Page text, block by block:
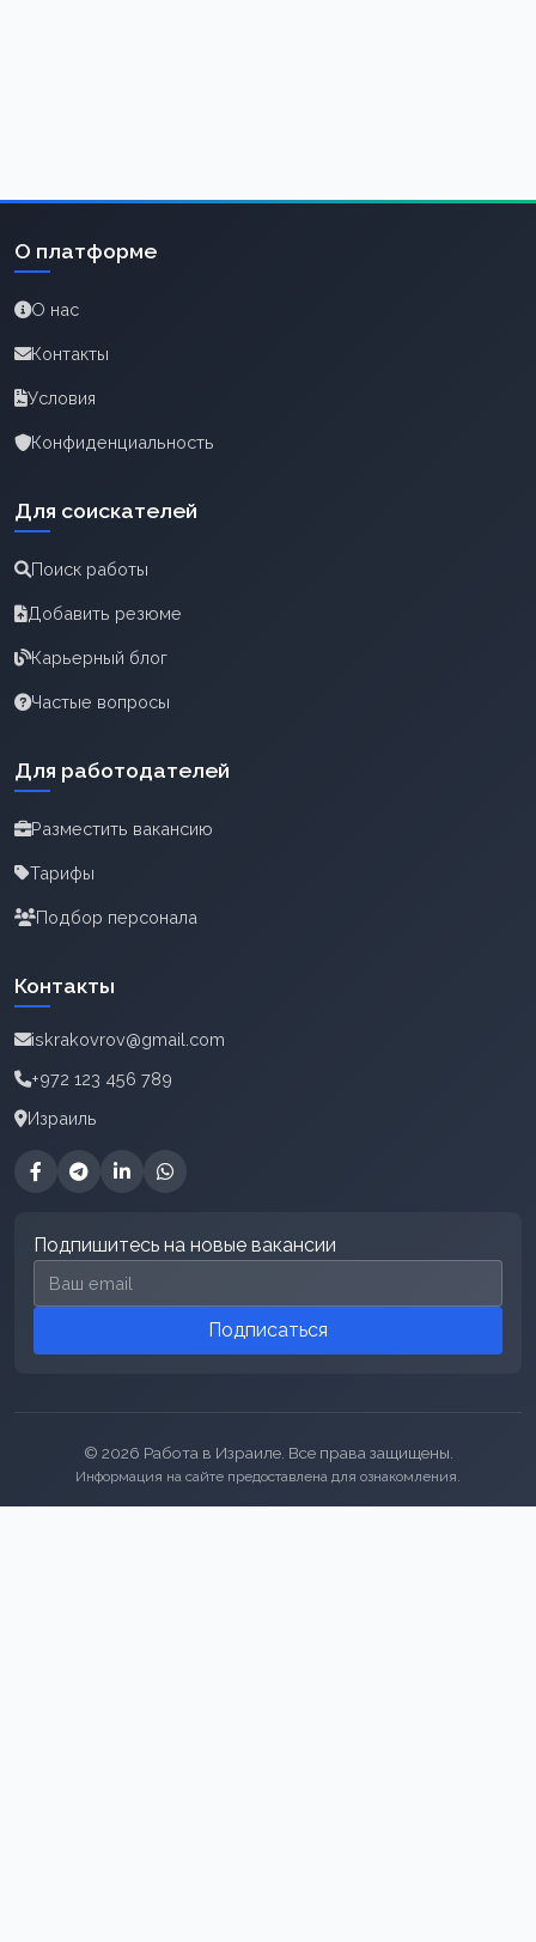
О платформе
О нас
Контакты
Условия
Конфиденциальность
Для соискателей
Поиск работы
Добавить резюме
Карьерный блог
Частые вопросы
Для работодателей
Разместить вакансию
Тарифы
Подбор персонала
Контакты
iskrakovrov@gmail.com
+972 123 456 789
Израиль
Подпишитесь на новые вакансии
Email для подписки
Подписаться
© 2026 Работа в Израиле. Все права защищены.
Информация на сайте предоставлена для ознакомления.